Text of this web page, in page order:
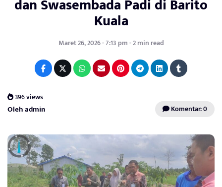
dan Swasembada Padi di Barito
Kuala
Maret 26, 2026 - 7:13 pm - 2 min read
396 views
Oleh admin Komentar: 0